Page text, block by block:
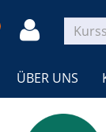
ÜBER UNS